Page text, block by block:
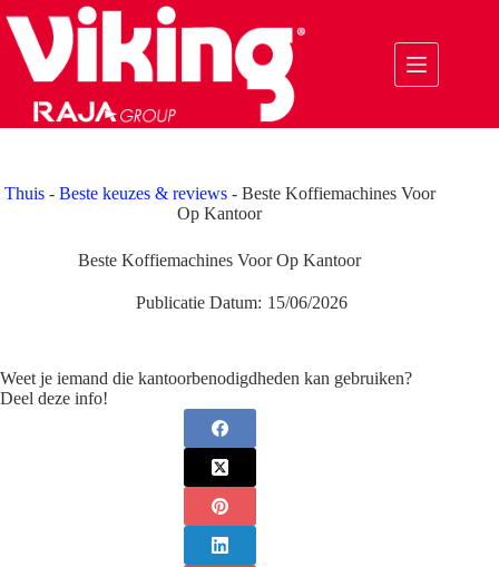
naar
inhoud
Thuis- Beste keuzes & reviews- Beste Koffiemachines Voor
Op Kantoor
Beste Koffiemachines Voor Op Kantoor
Publicatie Datum: 15/06/2026
Weet je iemand die kantoorbenodigdheden kan gebruiken?
Deel deze info!